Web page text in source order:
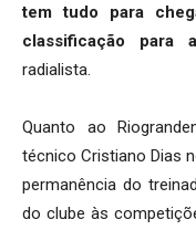
tem tudo para
classificação para
radialista.
Quanto ao
técnico Cristiano Dias
permanência do
do clube às